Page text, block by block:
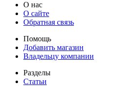
О нас
О сайте
Обратная связь
Помощь
Добавить магазин
Владельцу компании
Разделы
Статьи